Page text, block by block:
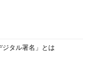
ターSV・WEBプロデ
転職。IT業界専門のキ
ジタル署名」とは